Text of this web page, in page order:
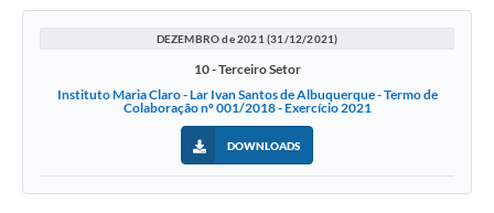
DEZEMBRO de 2021 (31/12/2021)
10 - Terceiro Setor
Instituto Maria Claro - Lar Ivan Santos de Albuquerque - Termo de
Colaboração nº 001/2018 - Exercício 2021
DOWNLOADS